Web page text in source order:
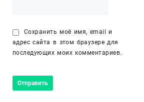
Сохранить моё имя, email и
адрес сайта в этом браузере для
последующих моих комментариев.